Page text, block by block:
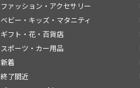
ファッション・アクセサリー
ベビー・キッズ・マタニティ
ギフト・花・百貨店
スポーツ・カー用品
新着
終了間近